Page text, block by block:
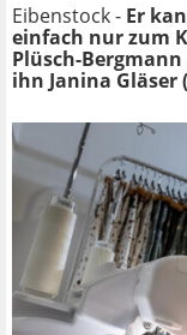
Eibenstock - Er
einfach nur zum
Plüsch-Bergmann
ihn Janina Gläser